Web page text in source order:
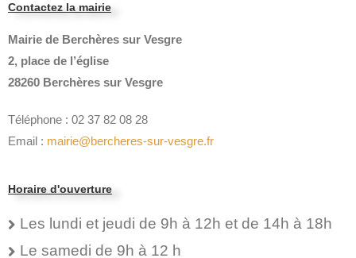
Contactez la mairie
Mairie de Berchères sur Vesgre
2, place de l’église
28260 Berchères sur Vesgre
Téléphone : 02 37 82 08 28
Email : mairie@bercheres-sur-vesgre.fr
Horaire d'ouverture
Les lundi et jeudi de 9h à 12h et de 14h à 18h
Le samedi de 9h à 12 h